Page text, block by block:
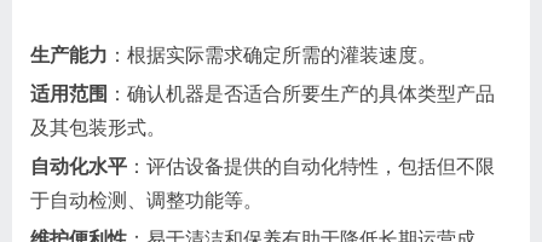
生产能力 ：根据实际需求确定所需的灌装速度。
适用范围 ：确认机器是否适合所要生产的具体类型产品
及其包装形式。
自动化水平 ：评估设备提供的自动化特性，包括但不限
于自动检测、调整功能等。